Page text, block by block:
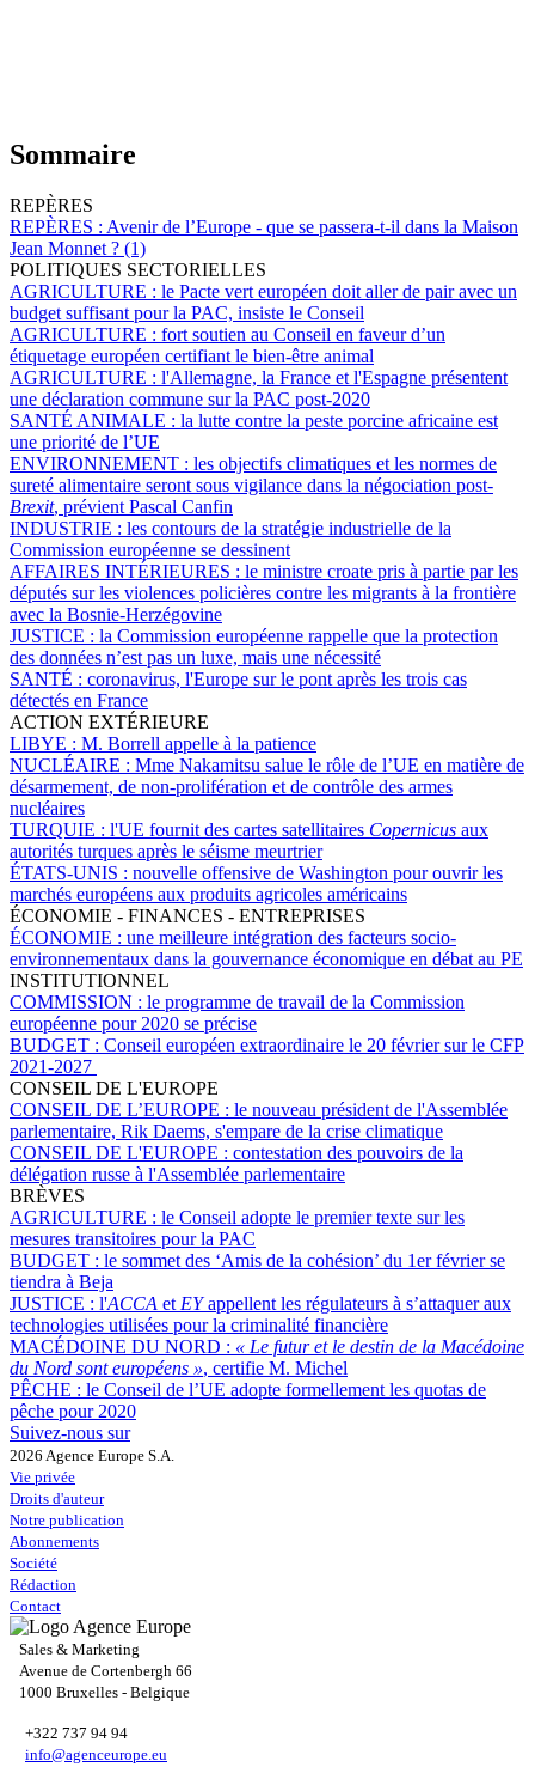
Sommaire
REPÈRES
REPÈRES : Avenir de l’Europe - que se passera-t-il dans la Maison
Jean Monnet ? (1)
POLITIQUES SECTORIELLES
AGRICULTURE : le Pacte vert européen doit aller de pair avec un
budget suffisant pour la PAC, insiste le Conseil
AGRICULTURE : fort soutien au Conseil en faveur d’un
étiquetage européen certifiant le bien-être animal
AGRICULTURE : l'Allemagne, la France et l'Espagne présentent
une déclaration commune sur la PAC post-2020
SANTÉ ANIMALE : la lutte contre la peste porcine africaine est
une priorité de l’UE
ENVIRONNEMENT : les objectifs climatiques et les normes de
sureté alimentaire seront sous vigilance dans la négociation post-
Brexit, prévient Pascal Canfin
INDUSTRIE : les contours de la stratégie industrielle de la
Commission européenne se dessinent
AFFAIRES INTÉRIEURES : le ministre croate pris à partie par les
députés sur les violences policières contre les migrants à la frontière
avec la Bosnie-Herzégovine
JUSTICE : la Commission européenne rappelle que la protection
des données n’est pas un luxe, mais une nécessité
SANTÉ : coronavirus, l'Europe sur le pont après les trois cas
détectés en France
ACTION EXTÉRIEURE
LIBYE : M. Borrell appelle à la patience
NUCLÉAIRE : Mme Nakamitsu salue le rôle de l’UE en matière de
désarmement, de non-prolifération et de contrôle des armes
nucléaires
TURQUIE : l'UE fournit des cartes satellitaires Copernicus aux
autorités turques après le séisme meurtrier
ÉTATS-UNIS : nouvelle offensive de Washington pour ouvrir les
marchés européens aux produits agricoles américains
ÉCONOMIE - FINANCES - ENTREPRISES
ÉCONOMIE : une meilleure intégration des facteurs socio-
environnementaux dans la gouvernance économique en débat au PE
INSTITUTIONNEL
COMMISSION : le programme de travail de la Commission
européenne pour 2020 se précise
BUDGET : Conseil européen extraordinaire le 20 février sur le CFP
2021-2027
CONSEIL DE L'EUROPE
CONSEIL DE L’EUROPE : le nouveau président de l'Assemblée
parlementaire, Rik Daems, s'empare de la crise climatique
CONSEIL DE L'EUROPE : contestation des pouvoirs de la
délégation russe à l'Assemblée parlementaire
BRÈVES
AGRICULTURE : le Conseil adopte le premier texte sur les
mesures transitoires pour la PAC
BUDGET : le sommet des ‘Amis de la cohésion’ du 1er février se
tiendra à Beja
JUSTICE : l'ACCA et EYappellent les régulateurs à s’attaquer aux
technologies utilisées pour la criminalité financière
MACÉDOINE DU NORD : « Le futur et le destin de la Macédoine
du Nord sont européens », certifie M. Michel
PÊCHE : le Conseil de l’UE adopte formellement les quotas de
pêche pour 2020
Suivez-nous sur
2026 Agence Europe S.A.
Vie privée
Droits d'auteur
Notre publication
Abonnements
Société
Rédaction
Contact
Sales & Marketing
Avenue de Cortenbergh 66
1000 Bruxelles - Belgique
+322 737 94 94
info@agenceurope.eu